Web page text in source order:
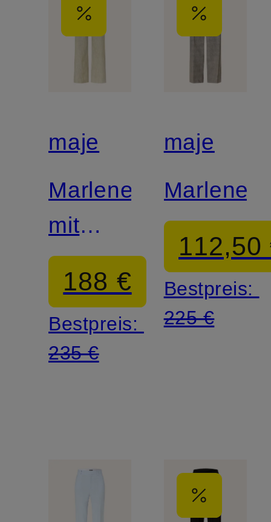
maje
Marlenehose
mit
Leinen
188 €
Bestpreis:
235 €
maje
112,50
Bestpreis:
225 €